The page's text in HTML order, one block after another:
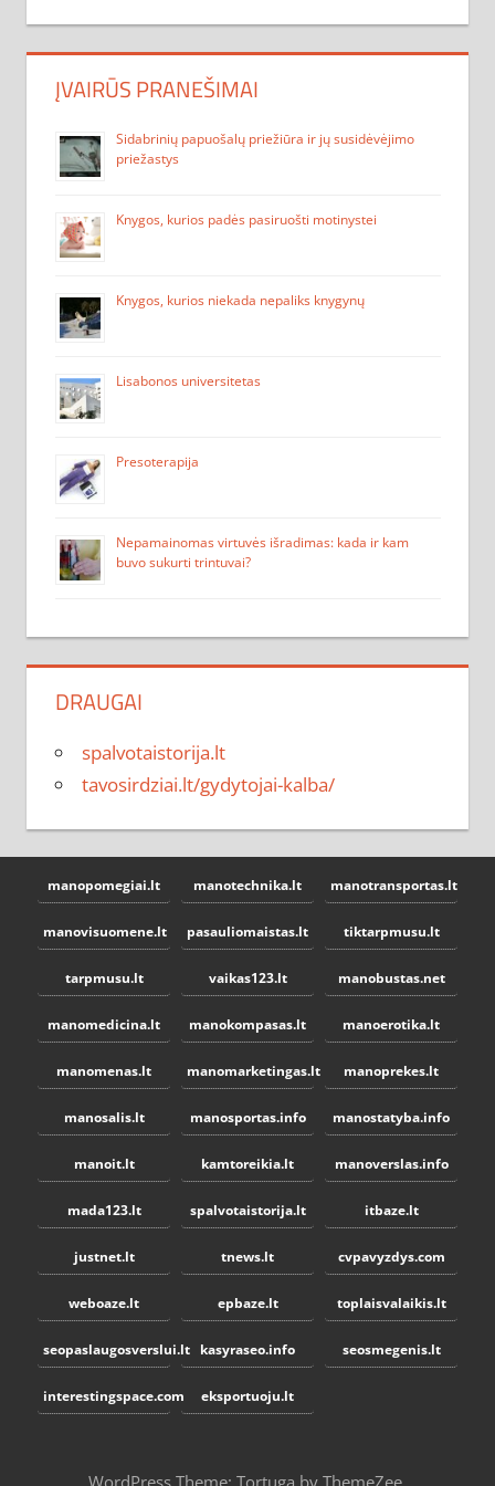
ĮVAIRŪS PRANEŠIMAI
Sidabrinių papuošalų priežiūra ir jų susidėvėjimo
priežastys
Knygos, kurios padės pasiruošti motinystei
Knygos, kurios niekada nepaliks knygynų
Lisabonos universitetas
Presoterapija
Nepamainomas virtuvės išradimas: kada ir kam
buvo sukurti trintuvai?
DRAUGAI
spalvotaistorija.lt
tavosirdziai.lt/gydytojai-kalba/
manopomegiai.lt manotechnika.lt manotransportas.lt
manovisuomene.lt pasauliomaistas.lt tiktarpmusu.lt
tarpmusu.lt vaikas123.lt manobustas.net
manomedicina.lt manokompasas.lt manoerotika.lt
manomenas.lt manomarketingas.lt manoprekes.lt
manosalis.lt manosportas.info manostatyba.info
manoit.lt kamtoreikia.lt manoverslas.info
mada123.lt spalvotaistorija.lt itbaze.lt
justnet.lt tnews.lt cvpavyzdys.com
weboaze.lt epbaze.lt toplaisvalaikis.lt
seopaslaugosverslui.lt kasyraseo.info seosmegenis.lt
interestingspace.com eksportuoju.lt
WordPress Theme: Tortuga by ThemeZee.